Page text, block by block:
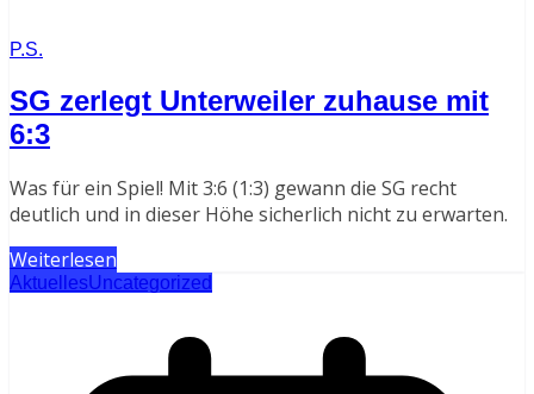
P.S.
SG zerlegt Unterweiler zuhause mit
6:3
Was für ein Spiel! Mit 3:6 (1:3) gewann die SG recht
deutlich und in dieser Höhe sicherlich nicht zu erwarten.
Weiterlesen
AktuellesUncategorized